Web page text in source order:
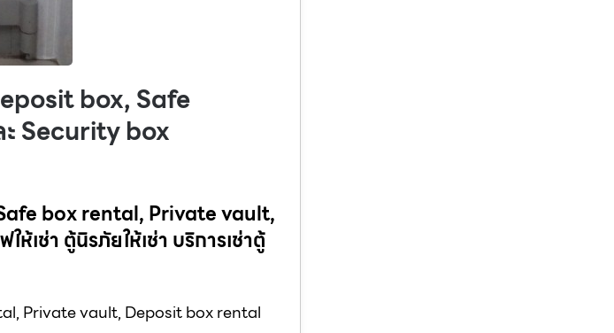
box, Safe
Security box
box rental, Private vault,
ช่า ตู้นิรภัยให้เช่า บริการเช่าตู้
Private vault, Deposit box rental